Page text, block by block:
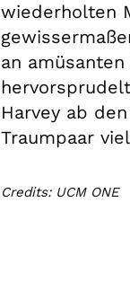
wiederholten
an
Harvey ab
Traumpaar
Credits: UCM ONE